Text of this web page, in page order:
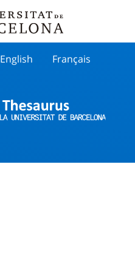
English Français